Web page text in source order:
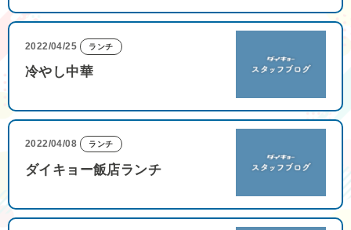
2022/04/25 ランチ
冷やし中華
2022/04/08 ランチ
ダイキョー飯店ランチ